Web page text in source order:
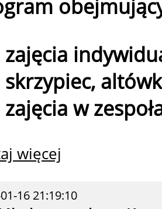
zajęcia
skrzypiec,
zajęcia w
więcej
16 21:19:10